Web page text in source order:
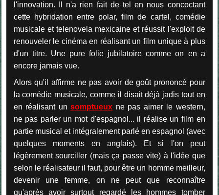
l'innovation. Il n'a rien fait de tel en nous concoctant
cette hybridation entre polar, film de cartel, comédie
musicale et telenovela mexicaine et réussit l'exploit de
renouveler le cinéma en réalisant un film unique à plus
d'un titre. Une pure folie jubilatoire comme on en a
encore jamais vue.
Alors qu'il affirme ne pas avoir de goût prononcé pour
la comédie musicale, comme il disait déjà jadis tout en
en réalisant unsomptueux ne pas aimer le western,
ne pas parler un mot d'espagnol... il réalise un film en
partie musical et intégralement parlé en espagnol (avec
quelques moments en anglais). Et si l'on peut
légèrement sourciller (mais ça passe vite) à l'idée que
selon le réalisateur il faut, pour être un homme meilleur,
devenir une femme, on ne peut que reconnaître
qu'après avoir surtout regardé les hommes tomber